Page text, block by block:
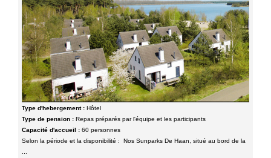
Type d'hebergement : Hôtel
Type de pension : Repas préparés par l'équipe et les participants
Capacité d'accueil : 60 personnes
Selon la période et la disponibilité : Nos Sunparks De Haan, situé au bord de la
...